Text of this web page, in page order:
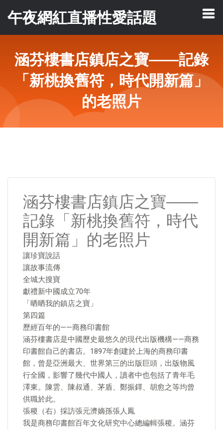
午夜網紅直播性愛話題
涵芬樓書店鎮店之寶——記錄
「新桃換舊符，時代開新篇」
的老照片
涵芬樓書店鎮店之寶——
記錄「新桃換舊符，時代
開新篇」的老照片
讓珍寶說話
讓故事流傳
全城大搜寶
獻禮新中國成立70年
「晒晒我的鎮店之寶」
第四篇
歷經百年的——商務印書館
涵芬樓書店是中國歷史最悠久的現代出版機構——商務
印書館自己的書店。1897年創建於上海的商務印書
館，曾是亞洲最大、世界第三的出版巨頭，出版物風
行全國，影響了幾代中國人，讀者中也包括了青年毛
澤東。陳雲、陳叔通、茅盾、鄭振鐸、胡愈之等均曾
供職於此。
張稷（右）採訪張元濟嫡孫張人鳳
我是商務印書館百年文化研究中心總編輯張稷。涵芬